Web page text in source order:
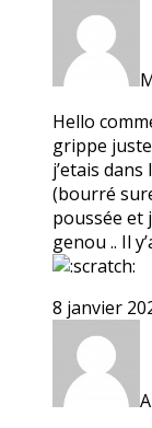
Hello
grippe
j’etais
(bourré
poussée et
genou .. Il
8 janvier